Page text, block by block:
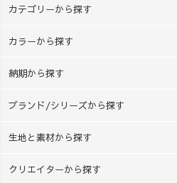
カテゴリーから探す
カラーから探す
納期から探す
ブランド/シリーズから探す
生地と素材から探す
クリエイターから探す